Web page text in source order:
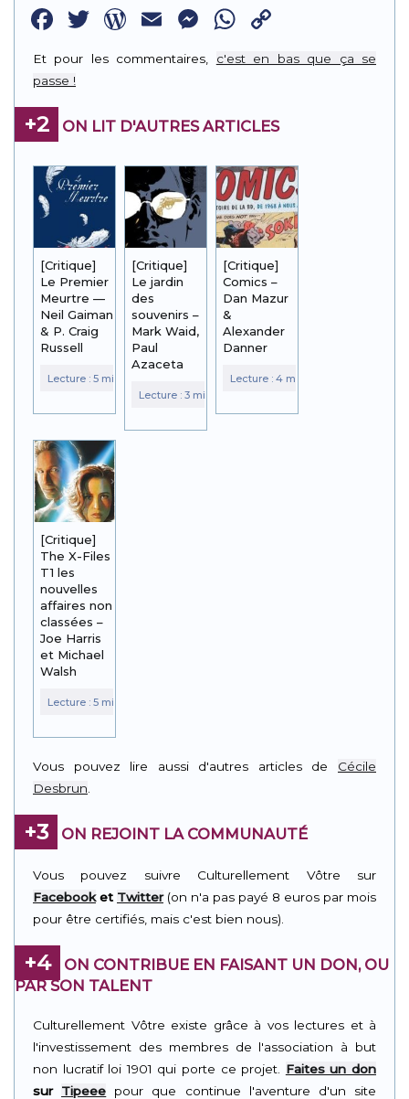
Facebook
Twitter
WordPress
EmailMessenger
WhatsApp
Link
Et pour les commentaires, c'est en bas que ça se
passe !
+2 ON LIT D'AUTRES ARTICLES
[Critique]
Le Premier
Meurtre —
Neil Gaiman
& P. Craig
Russell
[Critique]
Le jardin
des
souvenirs –
Mark Waid,
Paul
Azaceta
[Critique]
Comics –
Dan Mazur
&
Alexander
Danner
[Critique]
The X-Files
T1 les
nouvelles
affaires non
classées –
Joe Harris
et Michael
Walsh
Vous pouvez lire aussi d'autres articles de Cécile
Desbrun
+3 ON REJOINT LA COMMUNAUTÉ
Vous pouvez suivre Culturellement Vôtre sur
Facebooket Twitter(on n'a pas payé 8 euros par mois
pour être certifiés, mais c'est bien nous).
+4
ON CONTRIBUE EN FAISANT UN DON, OU
PAR SON TALENT
Culturellement Vôtre existe grâce à vos lectures et à
l'investissement des membres de l'association à but
non lucratif loi 1901 qui porte ce projet. Faites un don
sur Tipeee pour que continue l'aventure d'un site